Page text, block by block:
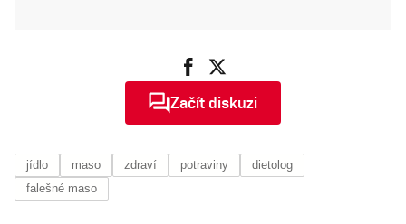
Začít diskuzi
jídlo maso zdraví potraviny
dietolog
falešné maso